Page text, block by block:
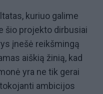
kuriuo galime
šio projekto dirbusiai
įnešė reikšmingą
aiškią žinią, kad
yra ne tik gerai
ambicijos